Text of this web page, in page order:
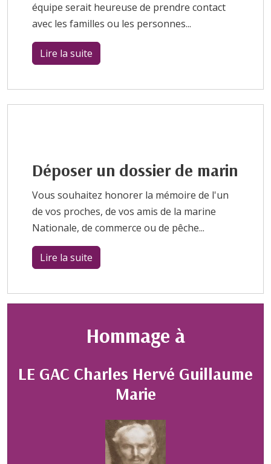
équipe serait heureuse de prendre contact
avec les familles ou les personnes...
Lire la suite
Déposer un dossier de marin
Vous souhaitez honorer la mémoire de l'un
de vos proches, de vos amis de la marine
Nationale, de commerce ou de pêche...
Lire la suite
Hommage à
LE GAC Charles Hervé Guillaume
Marie